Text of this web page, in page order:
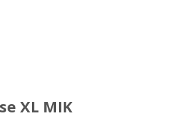
XL MIK